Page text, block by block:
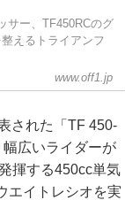
サー、TF450RCのグ
えるトライアンフ
ンフのトリプルトロ
などのクラシカル
ロードレースの
供給しているな
www.off1.jp
された「TF 450-
広いライダーが
揮する450cc単気
エイトレシオを実